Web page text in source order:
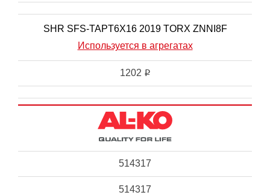
SHR SFS-TAPT6X16 2019 TORX ZNNI8F
Используется в агрегатах
1202 i
514317
514317